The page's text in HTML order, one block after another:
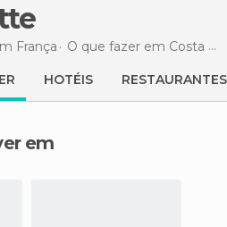
França O que fazer em Costa Azul
HOTÉIS RESTAURANTES